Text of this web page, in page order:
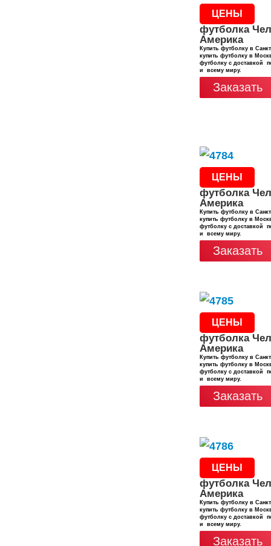
ЦЕНЫ
футболка
Америка
Купить футболку в
купить футболку в
футболку с доставкой
и всему миру.
Заказать
ЦЕНЫ
футболка
Америка
Купить футболку в
купить футболку в
футболку с доставкой
и всему миру.
Заказать
ЦЕНЫ
футболка
Америка
Купить футболку в
купить футболку в
футболку с доставкой
и всему миру.
Заказать
ЦЕНЫ
футболка
Америка
Купить футболку в
купить футболку в
футболку с доставкой
и всему миру.
Заказать